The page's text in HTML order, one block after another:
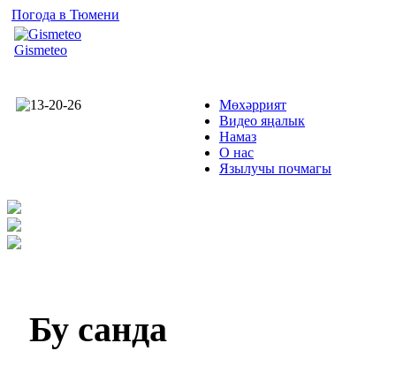
Погода в Тюмени
Gismeteo
Мөхәррият
Видео яңалык
Намаз
О нас
Язылучы почмагы
Бу санда